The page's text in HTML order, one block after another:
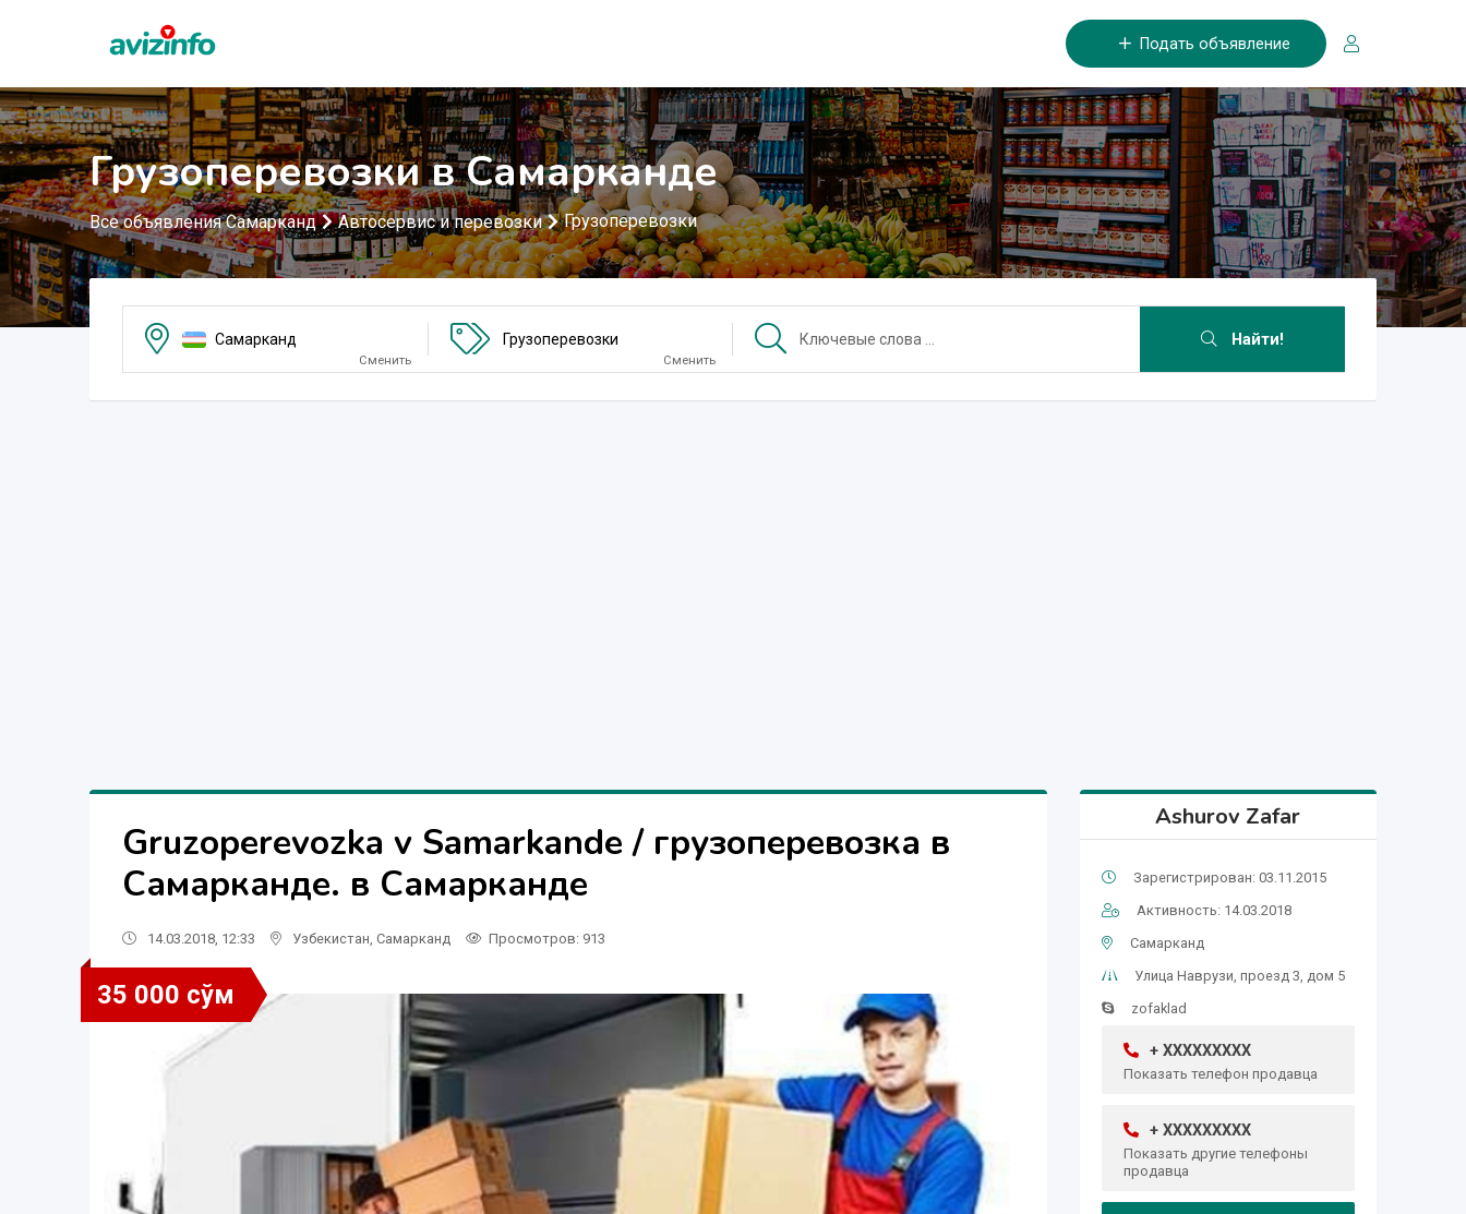
Подать объявление
Грузоперевозки в Самарканде
Все объявления Самарканд Автосервис и перевозки Грузоперевозки
Самарканд
Сменить
Грузоперевозки
Сменить
Найти!
Gruzoperevozka v Samarkande / грузоперевозка в
Самарканде. в Самарканде
14.03.2018, 12:33 Узбекистан Самарканд Просмотров: 913
35 000 сўм
Ashurov Zafar
Зарегистрирован: 03.11.2015
Активность: 14.03.2018
Самарканд
Улица Наврузи, проезд 3, дом 5
zofaklad
+ XXXXXXXXX
Показать телефон продавца
+ XXXXXXXXX
Показать другие телефоны
продавца